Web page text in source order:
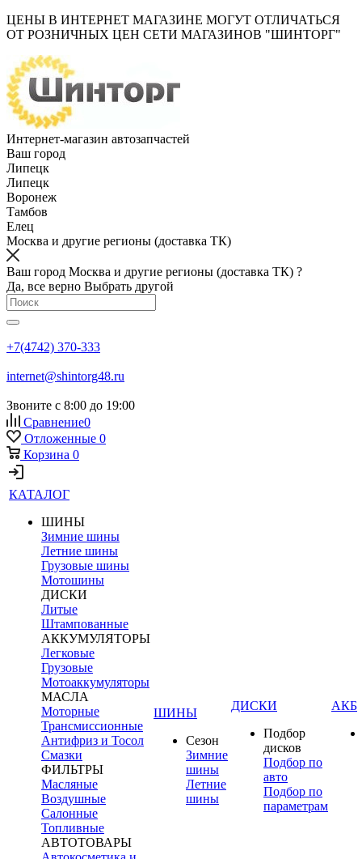
ЦЕНЫ В ИНТЕРНЕТ МАГАЗИНЕ МОГУТ ОТЛИЧАТЬСЯ
ОТ РОЗНИЧНЫХ ЦЕН СЕТИ МАГАЗИНОВ "ШИНТОРГ"
Интернет-магазин автозапчастей
Ваш город
Липецк
Липецк
Воронеж
Тамбов
Елец
Москва и другие регионы (доставка ТК)
Ваш город Москва и другие регионы (доставка ТК) ?
Да, все верно Выбрать другой
+7(4742) 370-333
internet@shintorg48.ru
Звоните с 8:00 до 19:00
Сравнение0
Отложенные 0
Корзина 0
КАТАЛОГ
ШИНЫ
Зимние шины
Летние шины
Грузовые шины
Мотошины
ДИСКИ
Литые
Штампованные
АККУМУЛЯТОРЫ
Легковые
Грузовые
Мотоаккумуляторы
МАСЛА
Моторные
Трансмиссионные
Антифриз и Тосол
Смазки
ФИЛЬТРЫ
Масляные
Воздушные
Салонные
Топливные
АВТОТОВАРЫ
ШИНЫ
Сезон
Зимние
шины
Летние
шины
ДИСКИ
Подбор
дисков
Подбор по
авто
Подбор по
параметрам
АКБ